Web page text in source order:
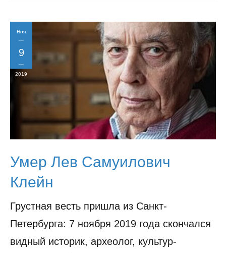
Ноя
9
2019
Умер Лев Самуилович
Клейн
Грустная весть пришла из Санкт-
Петербурга: 7 ноября 2019 года скончался
видный историк, археолог, культур-